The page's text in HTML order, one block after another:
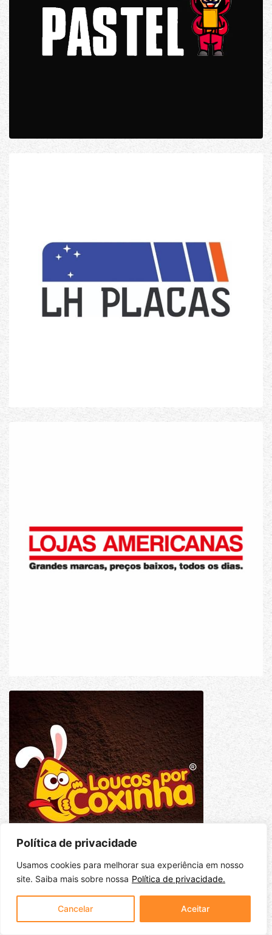
Política de privacidade
Usamos cookies para melhorar sua experiência em nosso
site. Saiba mais sobre nossa Política de privacidade.
Cancelar Aceitar